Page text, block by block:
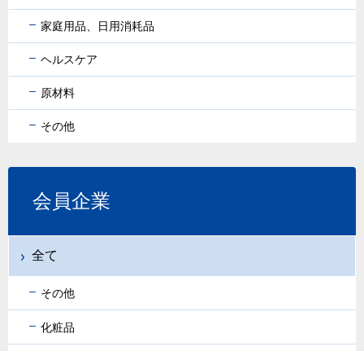
家庭用品、日用消耗品
ヘルスケア
原材料
その他
会員企業
全て
その他
化粧品